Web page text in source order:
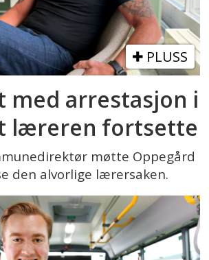
PLUSS
med arrestasjon i
læreren fortsette
møtte Oppegård
den alvorlige lærersaken.